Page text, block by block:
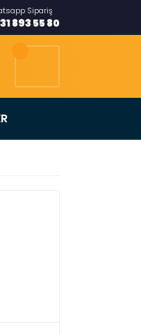
Sipariş
893 55 80